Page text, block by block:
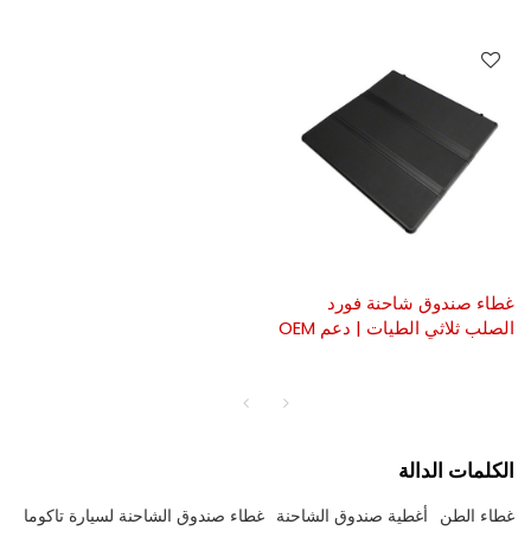
غطاء صندوق شاحنة فورد
الصلب ثلاثي الطيات | دعم OEM
الكلمات الدالة
غطاء الطن أغطية صندوق الشاحنة غطاء صندوق الشاحنة لسيارة تاكوما